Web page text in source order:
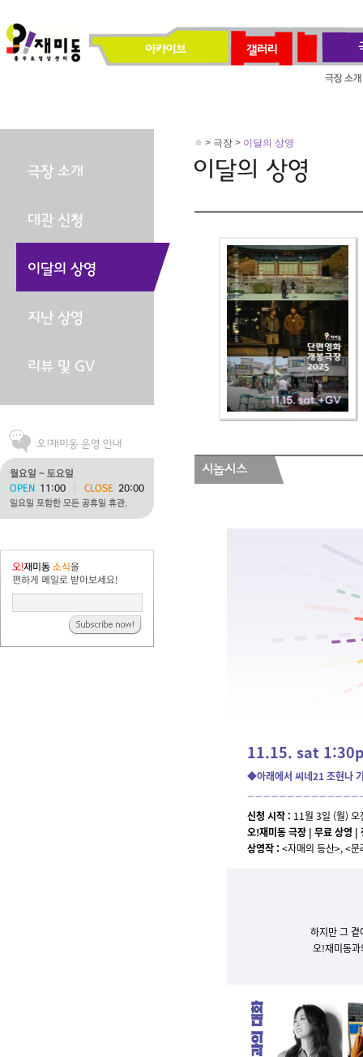
> 극장 > 이달의 상영
11.15. sat
◆아래에서 씨네21 조현나
신청 시작 : 11월 3일 (월)
오!재미동 극장 | 무료 상영 |
상영작 : <자매의 등산>, <
하지만 그 곁
오!재미동과